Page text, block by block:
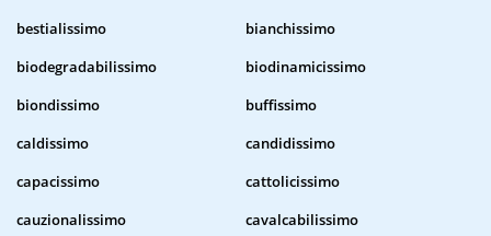
bestialissimo
bianchissimo
biodegradabilissimo
biodinamicissimo
biondissimo
buffissimo
caldissimo
candidissimo
capacissimo
cattolicissimo
cauzionalissimo
cavalcabilissimo